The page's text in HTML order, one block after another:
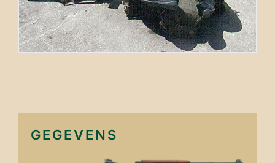
GEGEVENS